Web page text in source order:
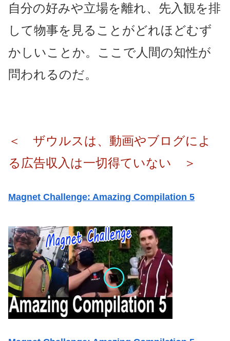
自分の好みや立場を離れ、先入観を排
して物事を見ることがどれほどむず
かしいことか。ここで人間の知性が
問われるのだ。
＜ ザウルスは、動画やブログによ
る広告収入は一切得ていない ＞
Magnet Challenge: Amazing Compilation 5